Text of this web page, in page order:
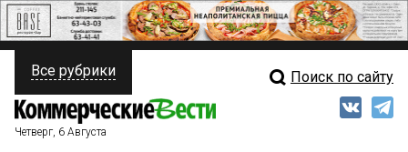
ПОЛИТИКА
ФИНАНСЫ
Свежий выпуск
Все рубрики Поиск по сайту
Четверг, 6 Августа